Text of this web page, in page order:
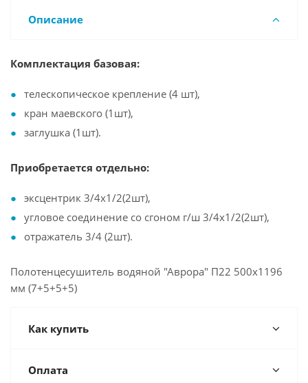
Описание
Комплектация базовая:
телескопическое крепление (4 шт),
кран маевского (1шт),
заглушка (1шт).
Приобретается отдельно:
эксцентрик 3/4х1/2(2шт),
угловое соединение со сгоном г/ш 3/4х1/2(2шт),
отражатель 3/4 (2шт).
Полотенцесушитель водяной "Аврора" П22 500х1196
мм (7+5+5+5)
Как купить
Оплата